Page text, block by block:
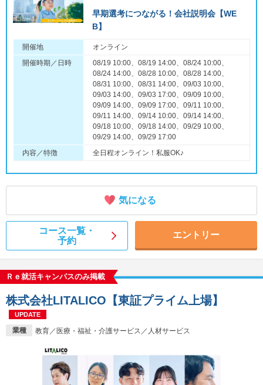
早期選考につながる！会社説明会【WE
B】
開催地
オンライン
開催時期／日時
08/19 10:00、08/19 14:00、08/24 10:00、
08/24 14:00、08/28 10:00、08/28 14:00、
08/31 10:00、08/31 14:00、09/03 10:00、
09/03 14:00、09/03 17:00、09/09 10:00、
09/09 14:00、09/09 17:00、09/11 10:00、
09/11 14:00、09/14 10:00、09/14 14:00、
09/18 10:00、09/18 14:00、09/29 10:00、
09/29 14:00、09/29 17:00
内容／特徴
全日程オンライン！私服OK♪
気になる
コース一覧・
予約
エントリー
Ｒｅ就活キャンパスのみ掲載
業種 教育／医療・福祉・介護サービス／人材サービス
株式会社LITALICO【東証プライム上場】
UPDATE